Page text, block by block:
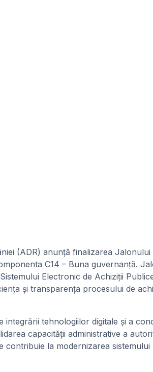
(ADR) anunță finalizarea
C14 – Buna guvernanță.
Electronic de Achiziții
și transparența procesului de
integrării tehnologiilor digitale și a
capacității administrative a
la modernizarea sistemului